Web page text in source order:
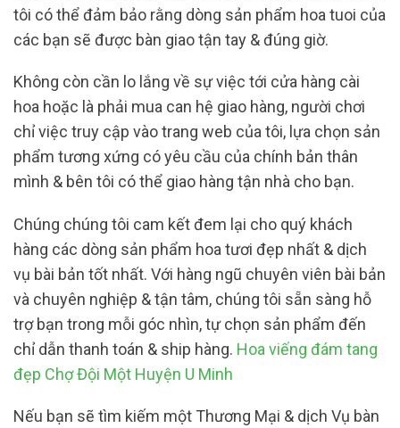
tôi có thể đảm bảo rằng dòng sản phẩm hoa tuoi của
các bạn sẽ được bàn giao tận tay & đúng giờ.
Không còn cần lo lắng về sự việc tới cửa hàng cài
hoa hoặc là phải mua can hệ giao hàng, người chơi
chỉ việc truy cập vào trang web của tôi, lựa chọn sản
phẩm tương xứng có yêu cầu của chính bản thân
mình & bên tôi có thể giao hàng tận nhà cho bạn.
Chúng chúng tôi cam kết đem lại cho quý khách
hàng các dòng sản phẩm hoa tươi đẹp nhất & dịch
vụ bài bản tốt nhất. Với hàng ngũ chuyên viên bài bản
và chuyên nghiệp & tận tâm, chúng tôi sẵn sàng hỗ
trợ bạn trong mỗi góc nhìn, tự chọn sản phẩm đến
chỉ dẫn thanh toán & ship hàng. Hoa viếng đám tang
đẹp Chợ Đội Một Huyện U Minh
Nếu bạn sẽ tìm kiếm một Thương Mại & dịch Vụ bàn